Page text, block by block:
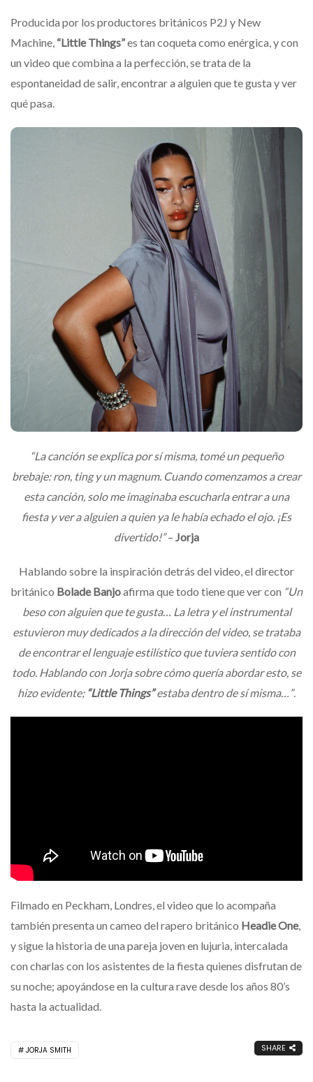
Producida por los productores británicos P2J y New
Machine, “Little Things”es tan coqueta como enérgica, y con
un video que combina a la perfección, se trata de la
espontaneidad de salir, encontrar a alguien que te gusta y ver
qué pasa.
“La canción se explica por sí misma, tomé un pequeño
brebaje: ron, ting y un magnum. Cuando comenzamos a crear
esta canción, solo me imaginaba escucharla entrar a una
fiesta y ver a alguien a quien ya le había echado el ojo. ¡Es
divertido!”– Jorja
Hablando sobre la inspiración detrás del video, el director
británico Bolade Banjoafirma que todo tiene que ver con “Un
beso con alguien que te gusta… La letra y el instrumental
estuvieron muy dedicados a la dirección del video, se trataba
de encontrar el lenguaje estilístico que tuviera sentido con
todo. Hablando con Jorja sobre cómo quería abordar esto, se
hizo evidente; “Little Things”estaba dentro de sí misma…”.
Filmado en Peckham, Londres, el video que lo acompaña
también presenta un cameo del rapero británico Headie One,
y sigue la historia de una pareja joven en lujuria, intercalada
con charlas con los asistentes de la fiesta quienes disfrutan de
su noche; apoyándose en la cultura rave desde los años 80’s
hasta la actualidad.
JORJA SMITH SHARE